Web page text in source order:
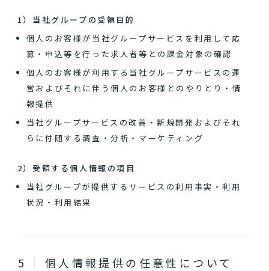
1）当社グループの受領目的
個人のお客様が当社グループサービスを利用して応
募・申込等を行った求人者等との課金対象の確認
個人のお客様が利用する当社グループサービスの運
営およびそれに伴う個人のお客様とのやりとり・情
報提供
当社グループサービスの改善・新規開発およびそれ
らに付随する調査・分析・マーケティング
2）受領する個人情報の項目
当社グループが提供するサービスの利用事実・利用
状況・利用結果
個人情報提供の任意性について